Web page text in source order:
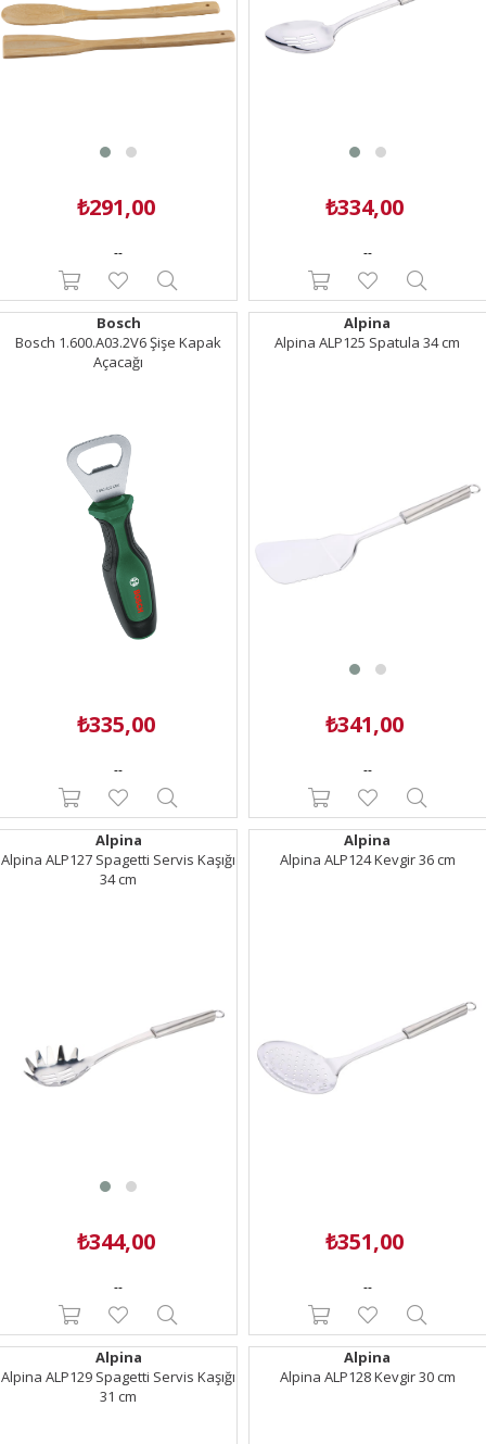
₺291,00
--
₺334,00
--
Bosch
Bosch 1.600.A03.2V6 Şişe Kapak
Açacağı
₺335,00
--
Alpina
Alpina ALP125 Spatula 34 cm
₺341,00
--
Alpina
Alpina ALP127 Spagetti Servis Kaşığı
34 cm
₺344,00
--
Alpina
Alpina ALP124 Kevgir 36 cm
₺351,00
--
Alpina
Alpina ALP129 Spagetti Servis Kaşığı
31 cm
Alpina
Alpina ALP128 Kevgir 30 cm